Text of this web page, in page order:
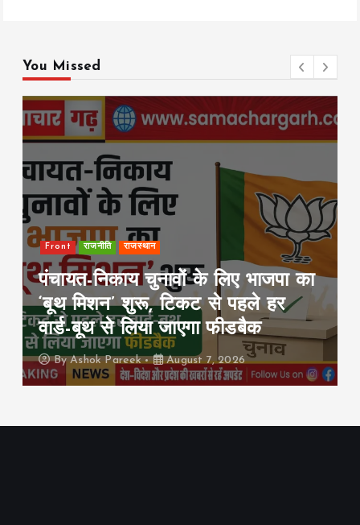
You Missed
Front Rajya इंडिया
पटना में सड़क हादसे के बाद हिंसा, 10
गाड़ियां फूंकीं; ट्रैफिक पुलिस चौकी
जलाई, हाईवे जाम
ByAshok Pareek August 7, 2026